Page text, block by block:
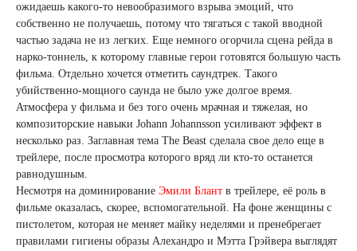
ожидаешь какого-то невообразимого взрыва эмоций, что
собственно не получаешь, потому что тягаться с такой вводной
частью задача не из легких. Еще немного огорчила сцена рейда в
нарко-тоннель, к которому главные герои готовятся большую часть
фильма. Отдельно хочется отметить саундтрек. Такого
убийственно-мощного саунда не было уже долгое время.
Атмосфера у фильма и без того очень мрачная и тяжелая, но
композиторские навыки Johann Johannsson усиливают эффект в
несколько раз. Заглавная тема The Beast сделала свое дело еще в
трейлере, после просмотра которого вряд ли кто-то останется
равнодушным.
Несмотря на доминирование Эмили Блант в трейлере, её роль в
фильме оказалась, скорее, вспомогательной. На фоне женщины с
пистолетом, которая не меняет майку неделями и пренебрегает
правилами гигиены образы Алехандро и Мэтта Грэйвера выглядят